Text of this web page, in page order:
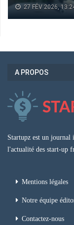
27 FÉV 2026,
A PROPOS
Startupz est un journal
l'actualité des start-up
Mentions légales
Notre équipe
Contactez-nous